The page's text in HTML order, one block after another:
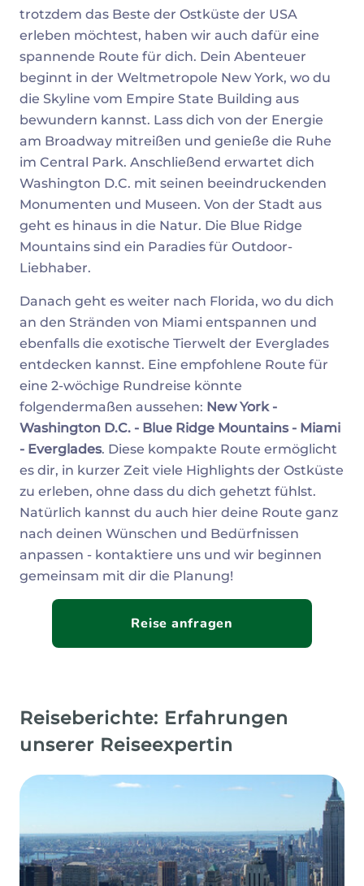
trotzdem das Beste der Ostküste der USA
erleben möchtest, haben wir auch dafür eine
spannende Route für dich. Dein Abenteuer
beginnt in der Weltmetropole New York, wo du
die Skyline vom Empire State Building aus
bewundern kannst. Lass dich von der Energie
am Broadway mitreißen und genieße die Ruhe
im Central Park. Anschließend erwartet dich
Washington D.C. mit seinen beeindruckenden
Monumenten und Museen. Von der Stadt aus
geht es hinaus in die Natur. Die Blue Ridge
Mountains sind ein Paradies für Outdoor-
Liebhaber.
Danach geht es weiter nach Florida, wo du dich
an den Stränden von Miami entspannen und
ebenfalls die exotische Tierwelt der Everglades
entdecken kannst. Eine empfohlene Route für
eine 2-wöchige Rundreise könnte
folgendermaßen aussehen: New York -
Washington D.C. - Blue Ridge Mountains - Miami
- Everglades. Diese kompakte Route ermöglicht
es dir, in kurzer Zeit viele Highlights der Ostküste
zu erleben, ohne dass du dich gehetzt fühlst.
Natürlich kannst du auch hier deine Route ganz
nach deinen Wünschen und Bedürfnissen
anpassen - kontaktiere uns und wir beginnen
gemeinsam mit dir die Planung!
Reise anfragen
Reiseberichte: Erfahrungen
unserer Reiseexpertin